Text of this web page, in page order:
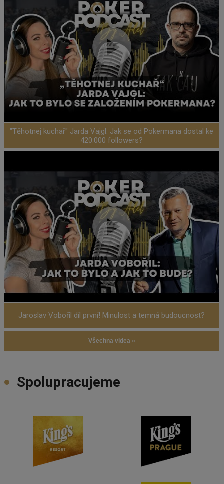
"Těhotnej kuchař" Jarda Vajgl: Jak se od Pokermana dostal ke
420.000 followers?
Jaroslav Vobořil díl první! Minulost a temná budoucnost?
Všechna videa »
Spolupracujeme